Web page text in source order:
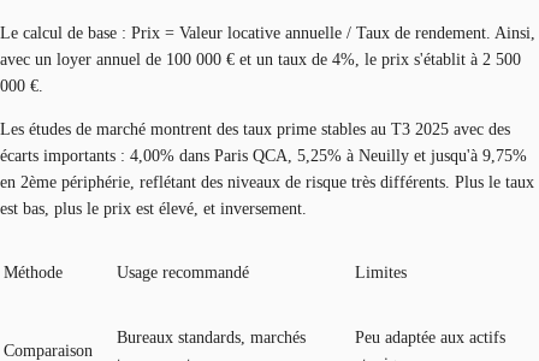
Le calcul de base : Prix = Valeur locative annuelle / Taux de rendement. Ainsi,
avec un loyer annuel de 100 000 € et un taux de 4%, le prix s'établit à 2 500
000 €.
Les études de marché montrent des taux prime stables au T3 2025 avec des
écarts importants : 4,00% dans Paris QCA, 5,25% à Neuilly et jusqu'à 9,75%
en 2ème périphérie, reflétant des niveaux de risque très différents. Plus le taux
est bas, plus le prix est élevé, et inversement.
Méthode Usage recommandé Limites
Comparaison
Bureaux standards, marchés
Peu adaptée aux actifs